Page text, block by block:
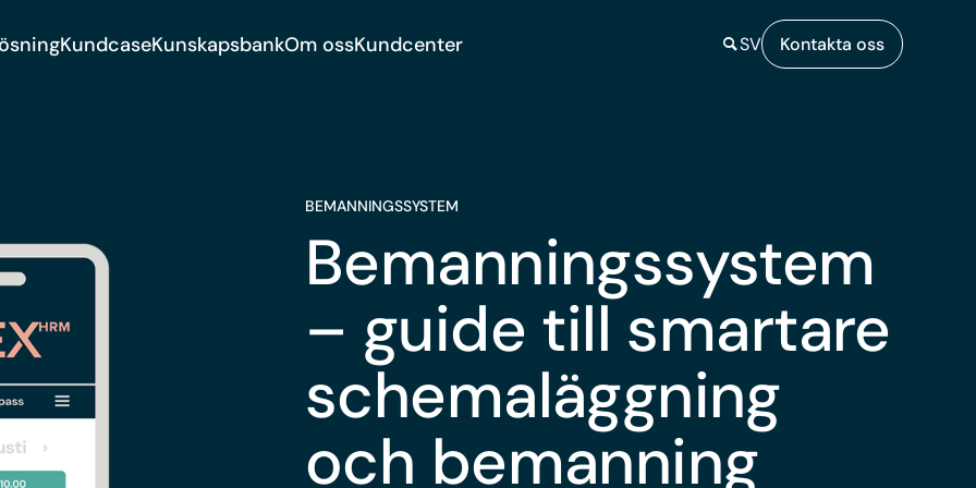
KundcaseKunskapsbankOm ossKundcenter SV Kontakta oss
BEMANNINGSSYSTEM
Bemanningssystem
– guide till smartare
schemaläggning
och bemanning